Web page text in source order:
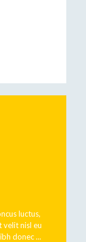
luctus,
velit nisl eu
donec ...